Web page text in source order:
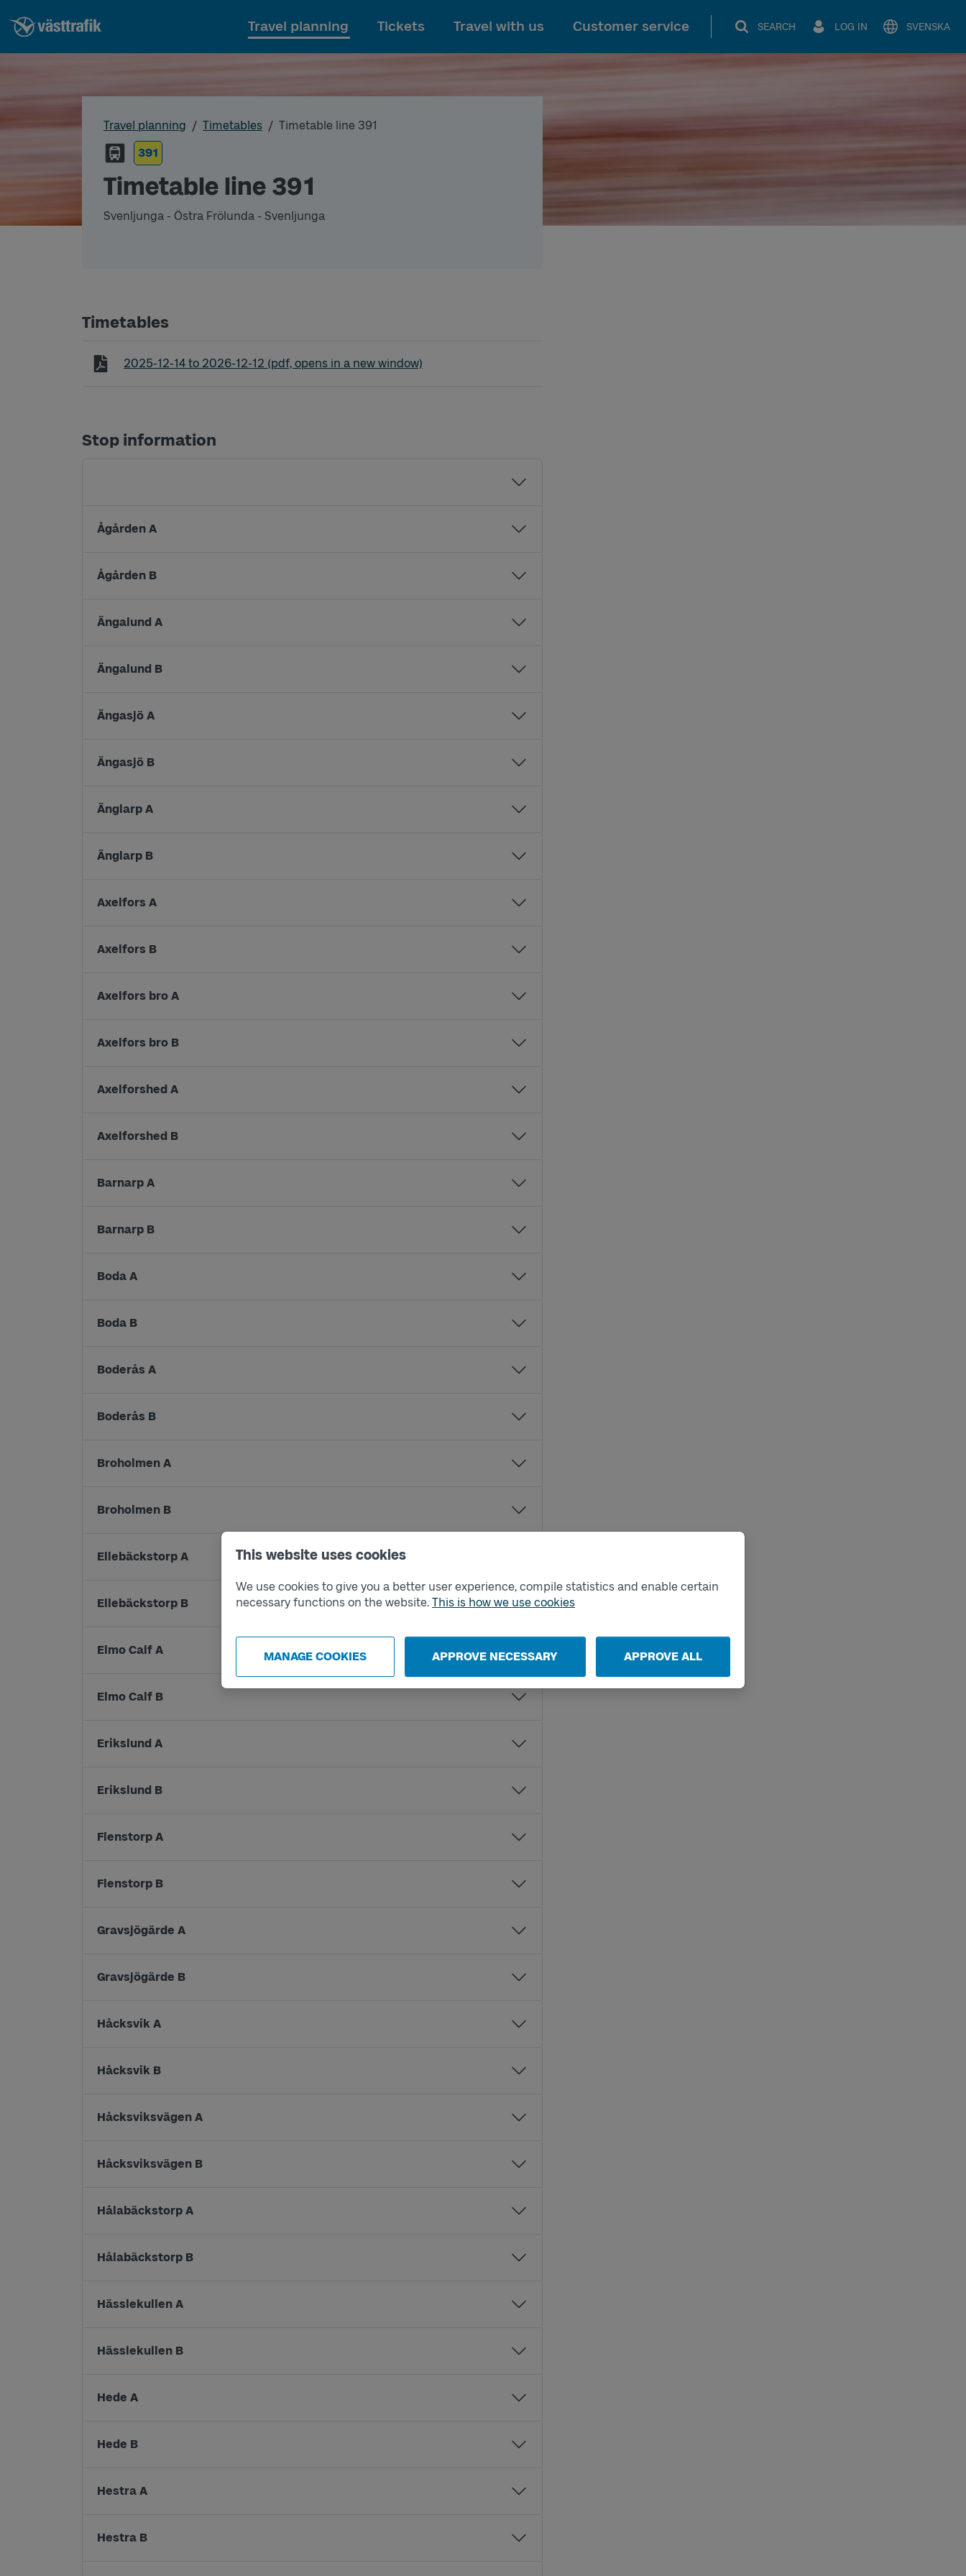
This website uses cookies
We use cookies to give you a better user experience, compile statistics and enable certain
necessary functions on the website. This is how we use cookies
MANAGE COOKIES APPROVE NECESSARY APPROVE ALL
To main content
Travel planning Tickets Travel with us Customer service SEARCH LOG IN SVENSKA
Travel planning Timetables
Timetable line 391
391
Timetable line 391
Svenljunga - Östra Frölunda - Svenljunga
Timetables
Timetable line 391 Svenljunga - Östra Frölunda - Svenljunga
2025-12-14 to 2026-12-12 (pdf, opens in a new window)
Stop information
Ågården A
Ågården B
Ängalund A
Ängalund B
Ängasjö A
Ängasjö B
Änglarp A
Änglarp B
Axelfors A
Axelfors B
Axelfors bro A
Axelfors bro B
Axelforshed A
Axelforshed B
Barnarp A
Barnarp B
Boda A
Boda B
Boderås A
Boderås B
Broholmen A
Broholmen B
Ellebäckstorp A
Ellebäckstorp B
Elmo Calf A
Elmo Calf B
Erikslund A
Erikslund B
Flenstorp A
Flenstorp B
Gravsjögärde A
Gravsjögärde B
Håcksvik A
Håcksvik B
Håcksviksvägen A
Håcksviksvägen B
Hålabäckstorp A
Hålabäckstorp B
Hässlekullen A
Hässlekullen B
Hede A
Hede B
Hestra A
Hestra B